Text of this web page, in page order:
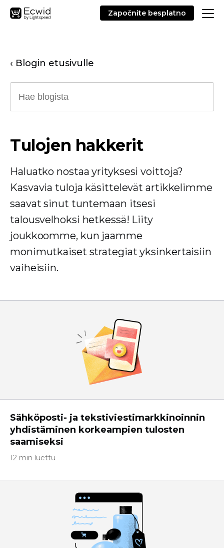
Započnite besplatno
‹ Blogin etusivulle
Tulojen hakkerit
Haluatko nostaa yrityksesi voittoja?
Kasvavia tuloja käsittelevät artikkelimme
saavat sinut tuntemaan itsesi
talousvelhoksi hetkessä! Liity
joukkoomme, kun jaamme
monimutkaiset strategiat yksinkertaisiin
vaiheisiin.
Sähköposti- ja tekstiviestimarkkinoinnin
yhdistäminen korkeampien tulosten
saamiseksi
12 min luettu